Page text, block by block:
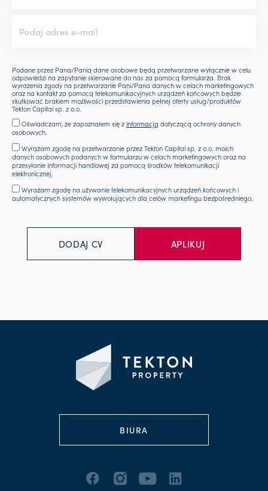
Podane przez Pana/Panią dane osobowe będą przetwarzane wyłącznie w celu
odpowiedzi na zapytanie skierowane do nas za pomocą formularza. Brak
wyrażenia zgody na przetwarzanie Pani/Pana danych w celach marketingowych
oraz na kontakt za pomocą telekomunikacyjnych urządzeń końcowych będzie
skutkować brakiem możliwości przedstawienia pełnej oferty usług/produktów
Tekton Capital sp. z o.o.
Oświadczam, że zapoznałem się zinformacją dotyczącą ochrony danych
osobowych.
Wyrażam zgodę na przetwarzanie przez Tekton Capital sp. z o.o. moich
danych osobowych podanych w formularzu w celach marketingowych oraz na
przesyłanie informacji handlowej za pomocą środków telekomunikacji
elektronicznej.
Wyrażam zgodę na używanie telekomunikacyjnych urządzeń końcowych i
automatycznych systemów wywołujących dla celów marketingu bezpośredniego.
DODAJ CV
BIURA